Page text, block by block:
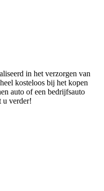
in het verzorgen van
kosteloos bij het kopen
auto of een bedrijfsauto
u verder!